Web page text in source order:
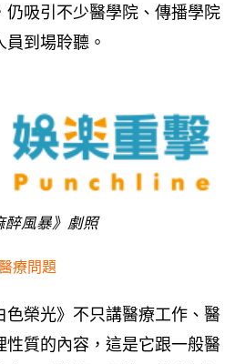
仍吸引不少醫學院、傳播學院
到場聆聽。
醉風暴》劇照
療問題
色榮光》不只講醫療工作、醫
性質的內容，這是它跟一般醫